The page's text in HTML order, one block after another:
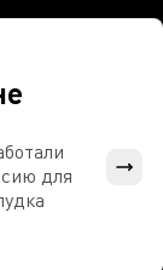
для